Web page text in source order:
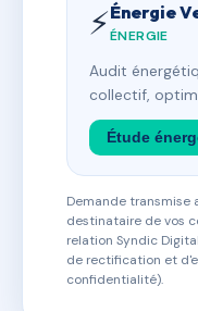
⚡Énergie
ÉNERGIE
Audit
collectif,
Étude
Demande transmise
destinataire de vos
relation Syndic
de rectification et
confidentialité).